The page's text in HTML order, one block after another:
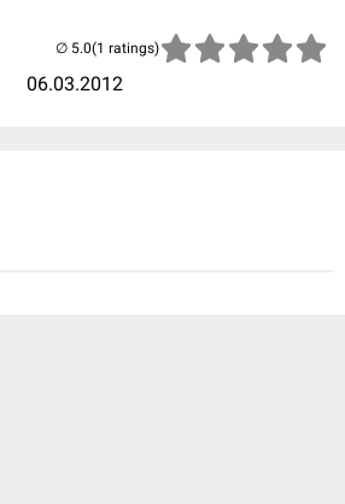
06.03.2012
(1 ratings)